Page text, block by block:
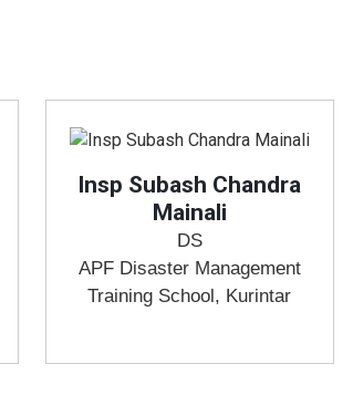
Insp Subash Chandra
Mainali
DS
APF Disaster Management
Training School, Kurintar